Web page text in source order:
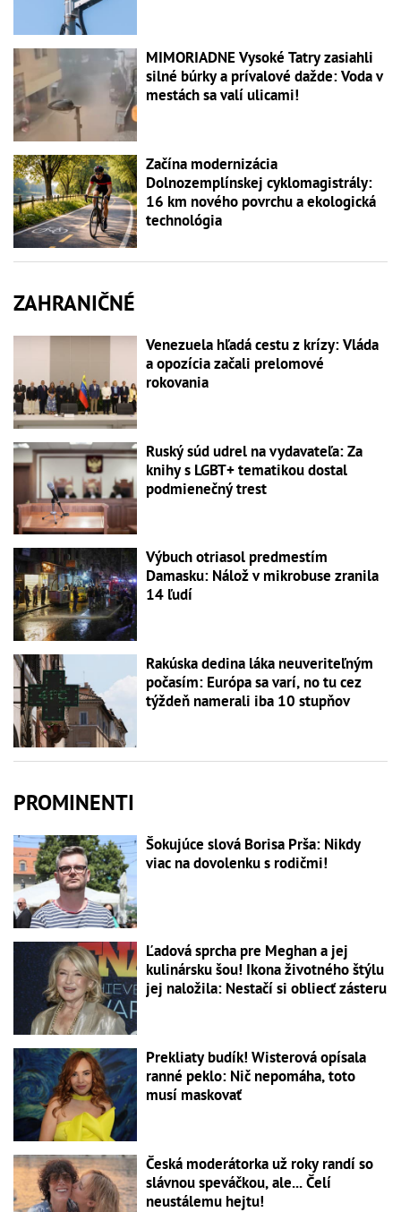
MIMORIADNE Vysoké Tatry zasiahli
silné búrky a prívalové dažde: Voda v
mestách sa valí ulicami!
Začína modernizácia
Dolnozemplínskej cyklomagistrály:
16 km nového povrchu a ekologická
technológia
ZAHRANIČNÉ
Venezuela hľadá cestu z krízy: Vláda
a opozícia začali prelomové
rokovania
Ruský súd udrel na vydavateľa: Za
knihy s LGBT+ tematikou dostal
podmienečný trest
Výbuch otriasol predmestím
Damasku: Nálož v mikrobuse zranila
14 ľudí
Rakúska dedina láka neuveriteľným
počasím: Európa sa varí, no tu cez
týždeň namerali iba 10 stupňov
PROMINENTI
Šokujúce slová Borisa Prša: Nikdy
viac na dovolenku s rodičmi!
Ľadová sprcha pre Meghan a jej
kulinársku šou! Ikona životného štýlu
jej naložila: Nestačí si obliecť zásteru
Prekliaty budík! Wisterová opísala
ranné peklo: Nič nepomáha, toto
musí maskovať
Česká moderátorka už roky randí so
slávnou speváčkou, ale... Čelí
neustálemu hejtu!